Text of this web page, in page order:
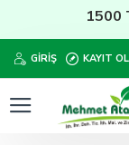
1500 TL
GIRIŞ KAYIT OL